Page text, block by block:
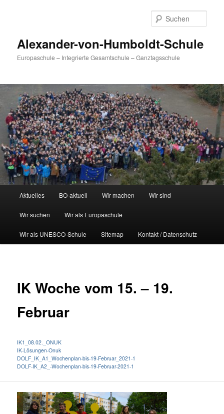
Alexander-von-Humboldt-Schule
Europaschule – Integrierte Gesamtschule – Ganztagsschule
Aktuelles BO-aktuell Wir machen Wir sind
Wir suchen Wir als Europaschule
Wir als UNESCO-Schule Sitemap Kontakt / Datenschutz
IK Woche vom 15. – 19.
Februar
IK1_08.02._ONUK
IK-Lösungen-Onuk
DOLF_IK_A1_Wochenplan-bis-19-Februar_2021-1
DOLF-IK_A2_-Wochenplan-bis-19-Februar-2021-1